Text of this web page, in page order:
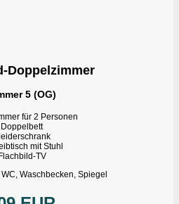
Doppelzimmer
5 (OG)
für 2 Personen
Doppelbett
mit Stuhl
Flachbild-TV
Waschbecken, Spiegel